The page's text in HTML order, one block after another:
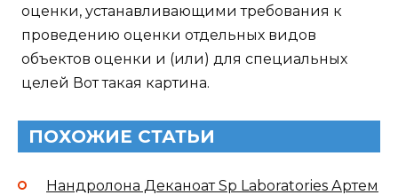
оценки, устанавливающими требования к
проведению оценки отдельных видов
объектов оценки и (или) для специальных
целей Вот такая картина.
ПОХОЖИЕ СТАТЬИ
Нандролона Деканоат Sp Laboratories Артем